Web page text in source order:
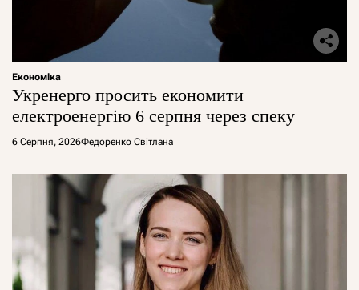
Економіка
Укренерго просить економити
електроенергію 6 серпня через спеку
6 Серпня, 2026Федоренко Світлана